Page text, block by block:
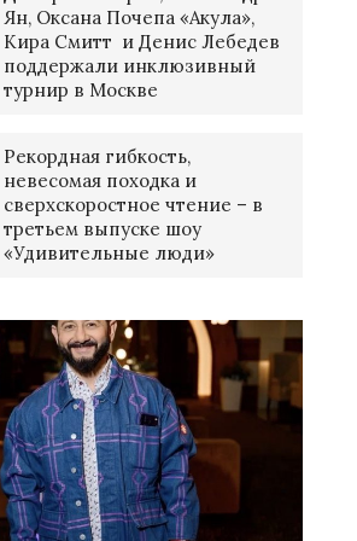
Ян, Оксана Почепа «Акула»,
Кира Смитт и Денис Лебедев
поддержали инклюзивный
турнир в Москве
Рекордная гибкость,
невесомая походка и
сверхскоростное чтение – в
третьем выпуске шоу
«Удивительные люди»